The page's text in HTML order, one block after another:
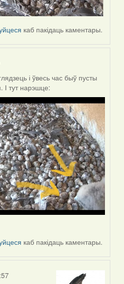
каб пакідаць каментары.
і ўвесь час быў пусты
І тут нарэшце:
каб пакідаць каментары.